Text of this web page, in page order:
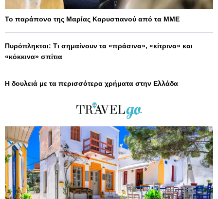
Το παράπονο της Μαρίας Καρυστιανού από τα ΜΜΕ
Πυρόπληκτοι: Τι σημαίνουν τα «πράσινα», «κίτρινα» και
«κόκκινα» σπίτια
Η δουλειά με τα περισσότερα χρήματα στην Ελλάδα